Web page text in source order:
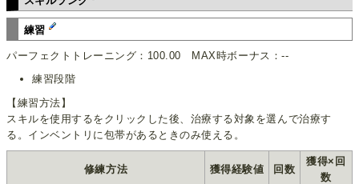
練習
パーフェクトトレーニング：100.00 MAX時ボーナス：--
練習段階
【練習方法】
スキルを使用するをクリックした後、治療する対象を選んで治療す
る。インベントリに包帯があるときのみ使える。
修練方法 獲得経験値 回数
獲得×回
数